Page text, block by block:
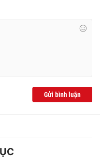
355 932
897
Gửi bình luận